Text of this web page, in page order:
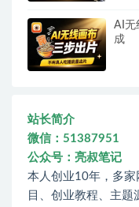
AI无
成
站长简介
微信：51387951
公众号：亮叔笔记
本人创业10年，多家
目、创业教程、主